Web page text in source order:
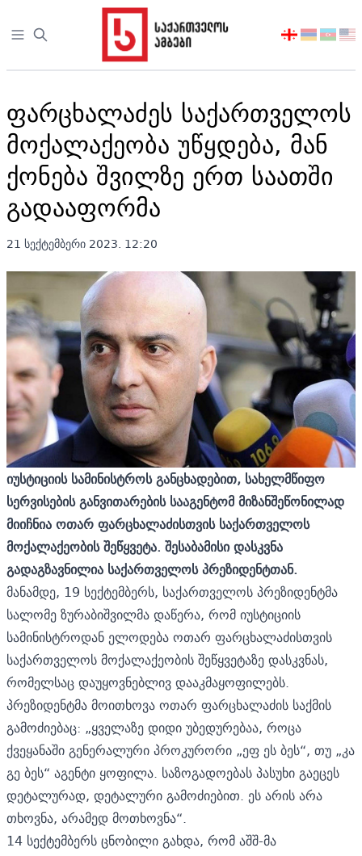
Open sidebar
აირჩიეთ
ფარცხალაძეს საქართველოს
მოქალაქეობა უწყდება, მან
ქონება შვილზე ერთ საათში
გადააფორმა
21 სექტემბერი 2023. 12:20
იუსტიციის სამინისტროს განცხადებით, სახელმწიფო
სერვისების განვითარების სააგენტომ მიზანშეწონილად
მიიჩნია ოთარ ფარცხალაძისთვის საქართველოს
მოქალაქეობის შეწყვეტა. შესაბამისი დასკვნა
გადაგზავნილია საქართველოს პრეზიდენტთან.
მანამდე, 19 სექტემბერს, საქართველოს პრეზიდენტმა
სალომე ზურაბიშვილმა დაწერა, რომ იუსტიციის
სამინისტროდან ელოდება ოთარ ფარცხალაძისთვის
საქართველოს მოქალაქეობის შეწყვეტაზე დასკვნას,
რომელსაც დაუყოვნებლივ დააკმაყოფილებს.
პრეზიდენტმა მოითხოვა ოთარ ფარცხალაძის საქმის
გამოძიებაც: „ყველაზე დიდი უბედურებაა, როცა
ქვეყანაში გენერალური პროკურორი „ეფ ეს ბეს“, თუ „კა
გე ბეს“ აგენტი ყოფილა. საზოგადოებას პასუხი გაეცეს
დეტალურად, დეტალური გამოძიებით. ეს არის არა
თხოვნა, არამედ მოთხოვნა“.
14 სექტემბერს ცნობილი გახდა, რომ აშშ-მა